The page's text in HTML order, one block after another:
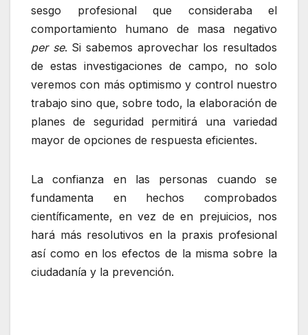
sesgo profesional que consideraba el
comportamiento humano de masa negativo
per se. Si sabemos aprovechar los resultados
de estas investigaciones de campo, no solo
veremos con más optimismo y control nuestro
trabajo sino que, sobre todo, la elaboración de
planes de seguridad permitirá una variedad
mayor de opciones de respuesta eficientes.
La confianza en las personas cuando se
fundamenta en hechos comprobados
científicamente, en vez de en prejuicios, nos
hará más resolutivos en la praxis profesional
así como en los efectos de la misma sobre la
ciudadanía y la prevención.